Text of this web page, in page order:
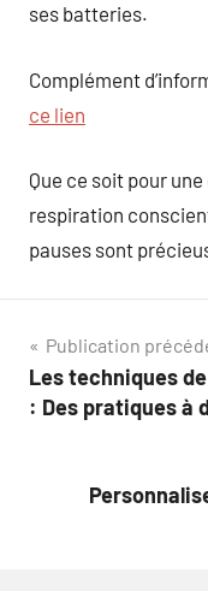
ses batteries.
Complément
ce lien
Que ce soit pour
respiration
pauses sont
Navigation
de
Publication
Les techniques
: Des pratiques à